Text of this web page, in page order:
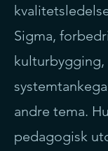
Sigma,
kulturbygging,
andre tema.
pedagogisk